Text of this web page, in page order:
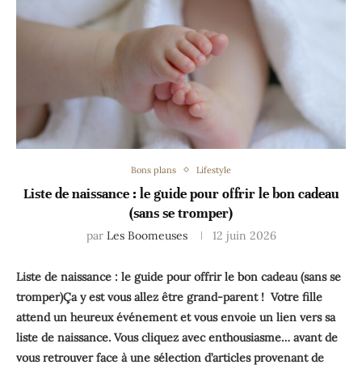
Bons plans Lifestyle
Liste de naissance : le guide pour offrir le bon cadeau
(sans se tromper)
par Les Boomeuses 12 juin 2026
Liste de naissance : le guide pour offrir le bon cadeau (sans se
tromper)Ça y est vous allez être grand-parent ! Votre fille
attend un heureux événement et vous envoie un lien vers sa
liste de naissance. Vous cliquez avec enthousiasme… avant de
vous retrouver face à une sélection d’articles provenant de